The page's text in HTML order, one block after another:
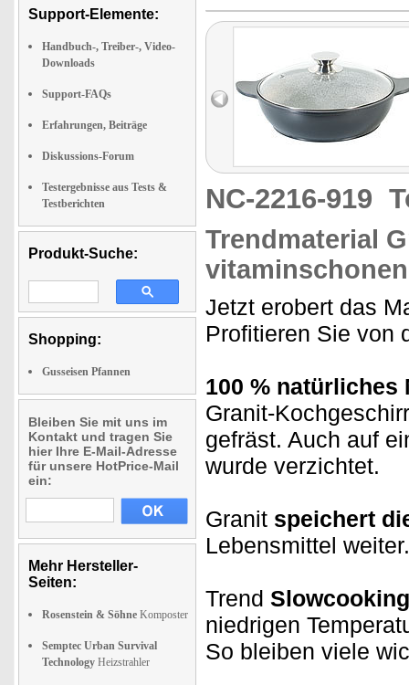
Support-Elemente:
Handbuch-, Treiber-, Video-
Downloads
Support-FAQs
Erfahrungen, Beiträge
Diskussions-Forum
Testergebnisse aus Tests &
Testberichten
Produkt-Suche:
Shopping:
Gusseisen Pfannen
Bleiben Sie mit uns im
Kontakt und tragen Sie
hier Ihre E-Mail-Adresse
für unsere HotPrice-Mail
ein:
Mehr Hersteller-
Seiten:
Rosenstein & Söhne Komposter
Semptec Urban Survival
Technology Heizstrahler
NC-2216-919
Trendmaterial
Jetzt erobert das
Profitieren Sie von
100 % natürliches
Granit-
gefräst. Auch auf
wurde verzichtet.
Granit speichert
Lebensmittel
Trend
niedrigen
So bleiben viele